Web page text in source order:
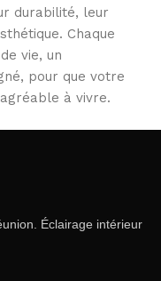
durabilité, leur
Chaque
vie, un
pour que votre
à vivre.
Éclairage intérieur